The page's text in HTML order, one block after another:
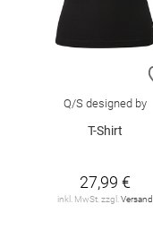
Q/S designed by
T-Shirt
27,99 €
inkl. MwSt. zzgl.Versand